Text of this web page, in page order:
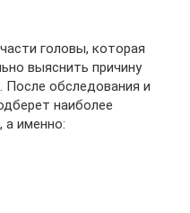
головы, которая
выяснить причину
После обследования и
наиболее
а именно: